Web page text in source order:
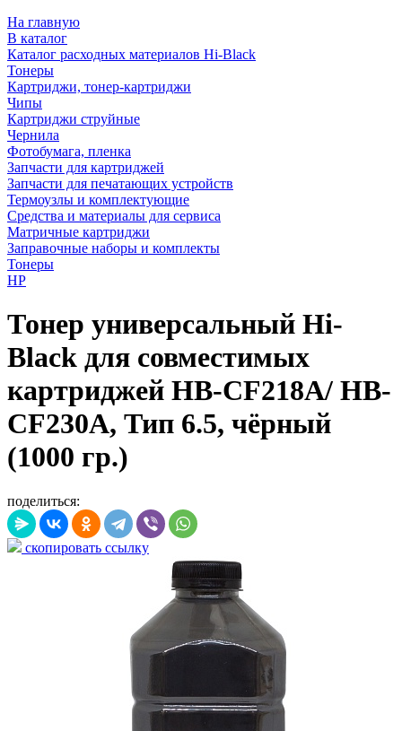
На главную
В каталог
Каталог расходных материалов Hi-Black
Тонеры
Картриджи, тонер-картриджи
Чипы
Картриджи струйные
Чернила
Фотобумага, пленка
Запчасти для картриджей
Запчасти для печатающих устройств
Термоузлы и комплектующие
Средства и материалы для сервиса
Матричные картриджи
Заправочные наборы и комплекты
Тонеры
HP
Тонер универсальный Hi-
Black для совместимых
картриджей HB-CF218A/ HB-
CF230A, Тип 6.5, чёрный
(1000 гр.)
поделиться:
скопировать ссылку